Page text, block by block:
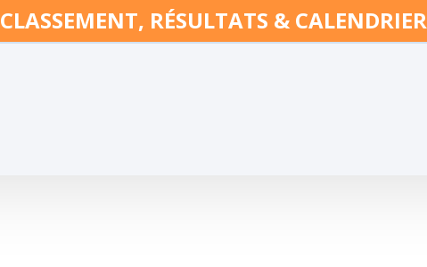
CLASSEMENT, RÉSULTATS & CALENDRIER